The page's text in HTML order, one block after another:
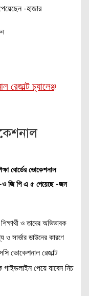
-হাজার
রেজাল্ট চ্যালেঞ্জ
বোর্ডের ভোকেশনাল
-ও জি পি এ ৫ পেয়েছে -জন
ও তাদের অভিভাবক
সার্ভার ডাউনের কারণে
ভোকেশনাল রেজাল্ট
পেয়ে যাবেন নিচ